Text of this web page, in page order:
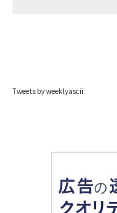
Tweets by weeklyascii